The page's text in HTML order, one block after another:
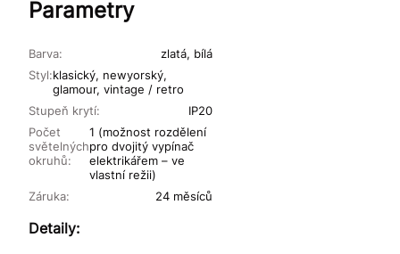
Parametry
Barva: zlatá, bílá
Stupeň krytí: IP20
Záruka: 24 měsíců
Styl:klasický, newyorský,
glamour, vintage / retro
Počet
světelných
okruhů:
1 (možnost rozdělení
pro dvojitý vypínač
elektrikářem – ve
vlastní režii)
Detaily: